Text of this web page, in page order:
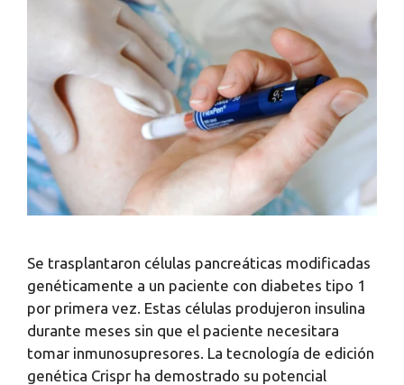
Se trasplantaron células pancreáticas modificadas
genéticamente a un paciente con diabetes tipo 1
por primera vez. Estas células produjeron insulina
durante meses sin que el paciente necesitara
tomar inmunosupresores. La tecnología de edición
genética Crispr ha demostrado su potencial